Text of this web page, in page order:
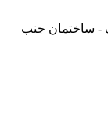
- ساختمان جنب